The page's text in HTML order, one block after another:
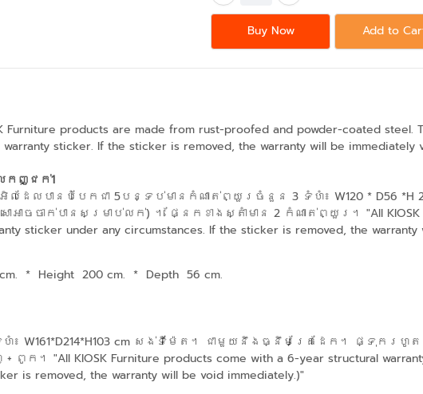
Buy Now Add to
Furniture products are made from rust-proofed and powder-coated
sticker. If the sticker is removed, the warranty will be immediately
លកញ្ជក់1
ែលបានបំបែកជា 5បន្ទប់មានកំណាត់ព្យួរចំនួន 3 ទំហំ៖ W120 * D56 *H
អាចចាក់បានសម្រាប់លក់) ។ ផ្នែកខាងស្តាំមាន 2 កំណាត់ព្យួរ។ "All KIOSK
sticker under any circumstances. If the sticker is removed, the
* Height 200 cm. * Depth 56 cm.
៖ W161*D214*H103 cm សង់ទីម៉ែត។ ជាមួយនឹងធ្នឹមគ្រែដែក។ ផ្ទុក
"All KIOSK Furniture products come with a 6-year structural
is removed, the warranty will be void immediately.)"